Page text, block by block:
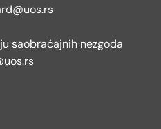
saobraćajnih nezgoda